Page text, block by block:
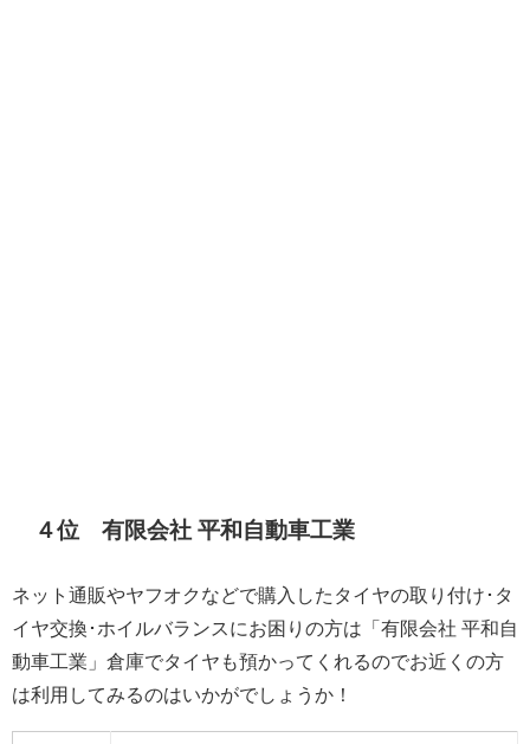
４位 有限会社 平和自動車工業
ネット通販やヤフオクなどで購入したタイヤの取り付け･タ
イヤ交換･ホイルバランスにお困りの方は「有限会社 平和自
動車工業」倉庫でタイヤも預かってくれるのでお近くの方
は利用してみるのはいかがでしょうか！